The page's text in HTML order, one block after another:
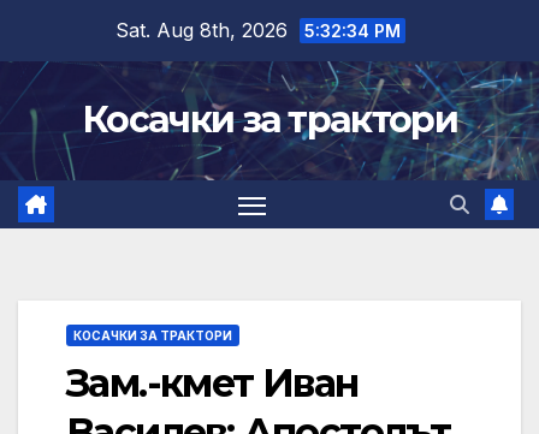
content
Sat. Aug 8th, 2026 5:32:35 PM
Косачки за трактори
КОСАЧКИ ЗА ТРАКТОРИ
Зам.-кмет Иван